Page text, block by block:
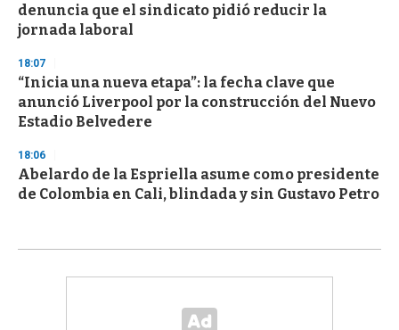
denuncia que el sindicato pidió reducir la
jornada laboral
18:07
“Inicia una nueva etapa”: la fecha clave que
anunció Liverpool por la construcción del Nuevo
Estadio Belvedere
18:06
Abelardo de la Espriella asume como presidente
de Colombia en Cali, blindada y sin Gustavo Petro